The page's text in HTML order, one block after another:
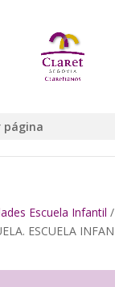
página
Escuela Infantil
ESCUELA